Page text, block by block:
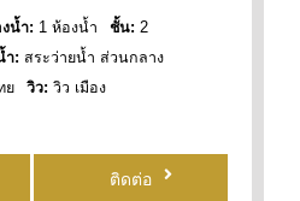
น้ำ: 1 ห้องน้ำ ชั้น: 2
ำ: สระว่ายน้ำ ส่วนกลาง
ย วิว: วิว เมือง
ติดต่อ